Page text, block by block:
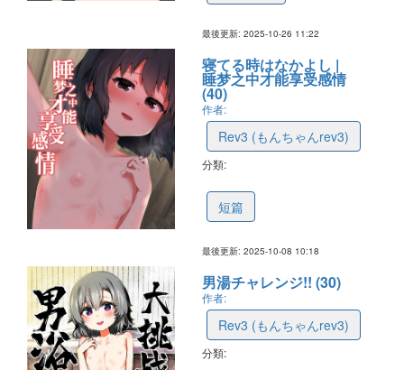
最後更新: 2025-10-26 11:22
寝てる時はなかよし |
睡梦之中才能享受感情
(40)
作者:
Rev3 (もんちゃんrev3)
分類:
短篇
最後更新: 2025-10-08 10:18
男湯チャレンジ!! (30)
作者:
Rev3 (もんちゃんrev3)
分類: